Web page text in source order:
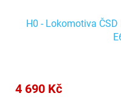
H0 - Lokomotiva
4 690 Kč